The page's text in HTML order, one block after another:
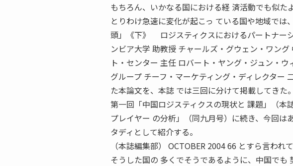
もちろん、いかなる国における経 済活動でも似た
とりわけ急速に変化が起こっ ている国や地域で
頭」《下》 ロジスティクスにおけるパートナー
ンビア大学 助教授 チャールズ・グウェン・ワン
ト・センター 主任 ロバート・ヤング・ジュン・
グループ チーフ・マーケティング・ディレクター
た本論文を、本誌 では三回に分けて掲載してきた。
第一回「中国ロジスティクスの現状と 課題」（
プレイヤー の分析」（同九月号）に続き、今回
タディとして紹介する。
（本誌編集部） OCTOBER 2004 66 とすら言われて
そうした国の 多くでそうであるように、中国でも